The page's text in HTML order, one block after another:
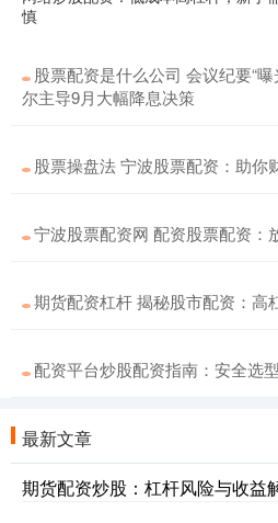
慎
股票配资是什么公司 会议纪要“
尔主导9月大幅降息决策
股票操盘法 宁波股票配资：助你
宁波股票配资网 配资股票配资：
期货配资杠杆 揭秘股市配资：高
配资平台炒股配资指南：安全选
最新文章
期货配资炒股：杠杆风险与收益